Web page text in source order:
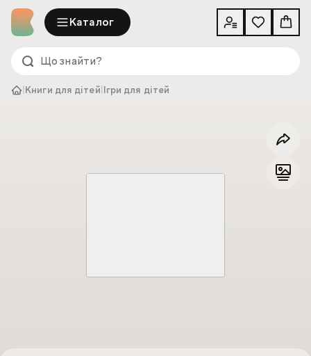
Каталог
Книги для дітей Ігри для дітей